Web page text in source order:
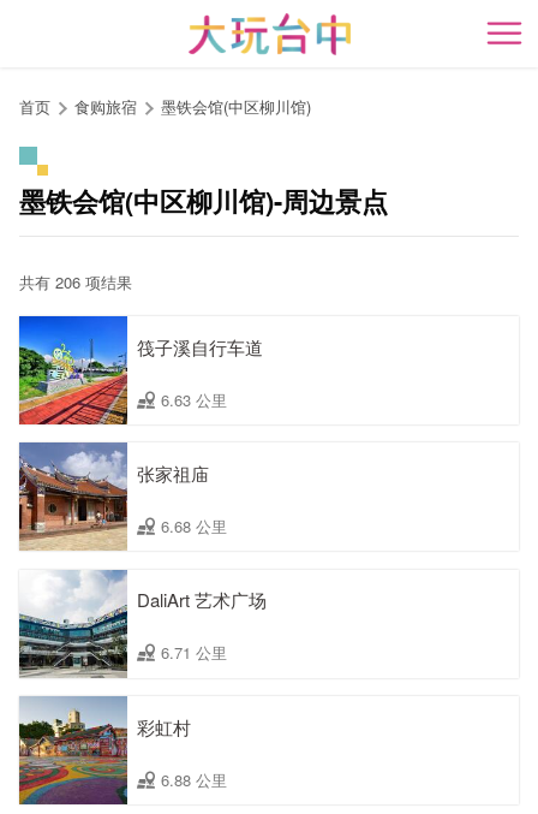
开
首页 食购旅宿 墨铁会馆(中区柳川馆)
墨铁会馆(中区柳川馆)-周边景点
共有 206 项结果
筏子溪自行车道
6.63 公里
张家祖庙
6.68 公里
DaliArt 艺术广场
6.71 公里
彩虹村
6.88 公里